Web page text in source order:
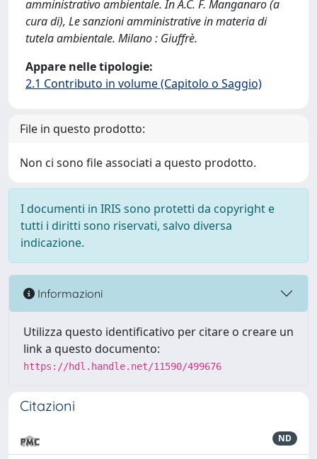
amministrativo ambientale. In A.C. F. Manganaro (a
cura di), Le sanzioni amministrative in materia di
tutela ambientale. Milano : Giuffrè.
Appare nelle tipologie:
2.1 Contributo in volume (Capitolo o Saggio)
File in questo prodotto:
Non ci sono file associati a questo prodotto.
I documenti in IRIS sono protetti da copyright e
tutti i diritti sono riservati, salvo diversa
indicazione.
Informazioni
Utilizza questo identificativo per citare o creare un
link a questo documento:
https://hdl.handle.net/11590/499676
Citazioni
ND